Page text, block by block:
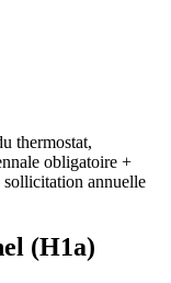
thermostat,
obligatoire +
sollicitation annuelle
(H1a)